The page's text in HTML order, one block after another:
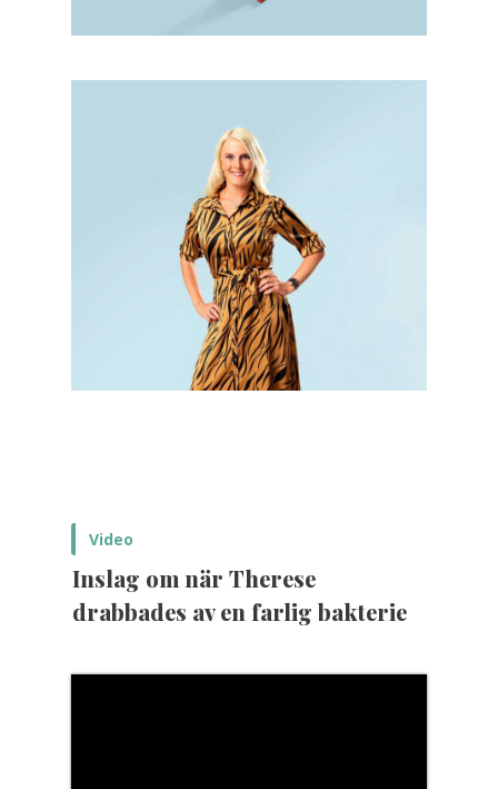
Video
Inslag om när Therese
drabbades av en farlig bakterie